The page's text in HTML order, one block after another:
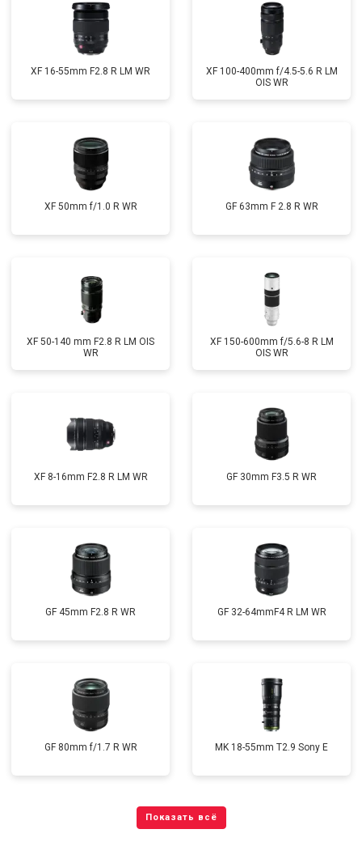
XF 16-55mm F2.8 R LM WR
XF 100-400mm f/4.5-5.6 R LM
OIS WR
XF 50mm f/1.0 R WR GF 63mm F 2.8 R WR
XF 50-140 mm F2.8 R LM OIS
WR
XF 150-600mm f/5.6-8 R LM
OIS WR
XF 8-16mm F2.8 R LM WR GF 30mm F3.5 R WR
GF 45mm F2.8 R WR GF 32-64mmF4 R LM WR
GF 80mm f/1.7 R WR MK 18-55mm T2.9 Sony E